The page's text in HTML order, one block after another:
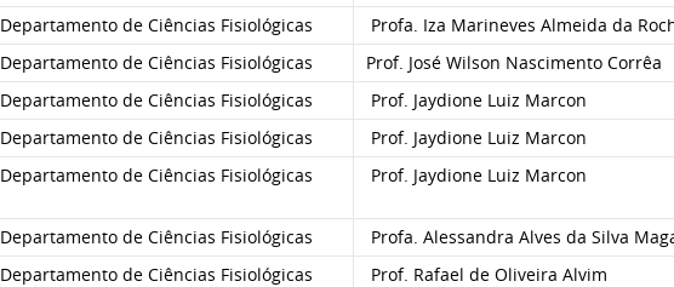
Departamento de Ciências Fisiológicas
Profa. Iza Marineves Almeida da
Departamento de Ciências Fisiológicas
Prof. José Wilson Nascimento Corrêa
Departamento de Ciências Fisiológicas
Prof. Jaydione Luiz Marcon
Departamento de Ciências Fisiológicas
Prof. Jaydione Luiz Marcon
Departamento de Ciências Fisiológicas Prof. Jaydione Luiz Marcon
Departamento de Ciências Fisiológicas
Profa. Alessandra Alves da Silva
Departamento de Ciências Fisiológicas
Prof. Rafael de Oliveira Alvim